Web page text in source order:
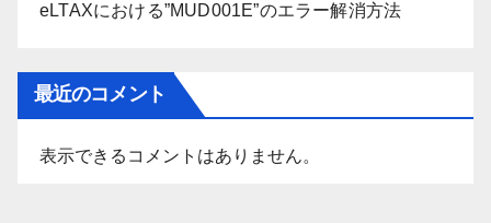
eLTAXにおける”MUD001E”のエラー解消方法
最近のコメント
表示できるコメントはありません。